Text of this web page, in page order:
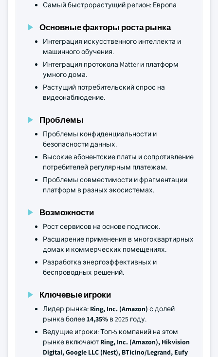
Самый быстрорастущий регион: Европа
Основные факторы роста рынка
Интеграция искусственного интеллекта и
машинного обучения.
Интеграция протокола Matter и платформ
умного дома.
Растущий потребительский спрос на
видеонаблюдение.
Проблемы
Проблемы конфиденциальности и
безопасности данных.
Высокие абонентские платы и сопротивление
потребителей регулярным платежам.
Проблемы совместимости и фрагментации
платформ в разных экосистемах.
Возможности
Рост сервисов на основе подписок.
Расширение применения в многоквартирных
домах и коммерческих помещениях.
Разработка энергоэффективных и
беспроводных решений.
Ключевые игроки
Лидер рынка: Ring, Inc. (Amazon) с долей
рынка более14,35% в 2025 году.
Ведущие игроки: Топ-5 компаний на этом
рынке включают Ring, Inc. (Amazon), Hikvision
Digital, Google LLC (Nest), BTicino/Legrand, Eufy